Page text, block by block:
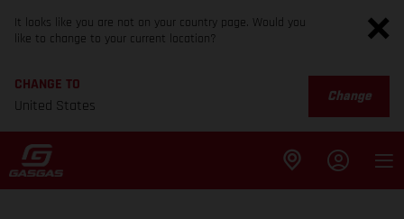
It looks like you are not on your country page. Would you
like to change to your current location?
CHANGE TO
United States
Change